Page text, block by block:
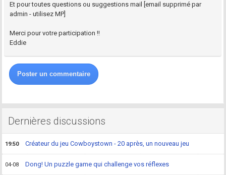
Et pour toutes questions ou suggestions mail [email supprimé par
admin - utilisez MP]
Merci pour votre participation !!
Eddie
Poster un commentaire
Dernières discussions
19:50 Créateur du jeu Cowboystown - 20 après, un nouveau jeu
04-08 Dong! Un puzzle game qui challenge vos réflexes